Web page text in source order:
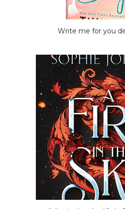
Write me for you